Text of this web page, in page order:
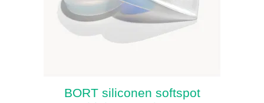
BORT siliconen softspot